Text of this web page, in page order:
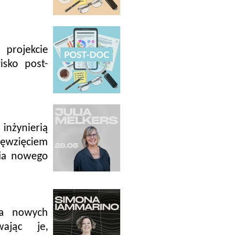
post-
nowego
nowych
je,